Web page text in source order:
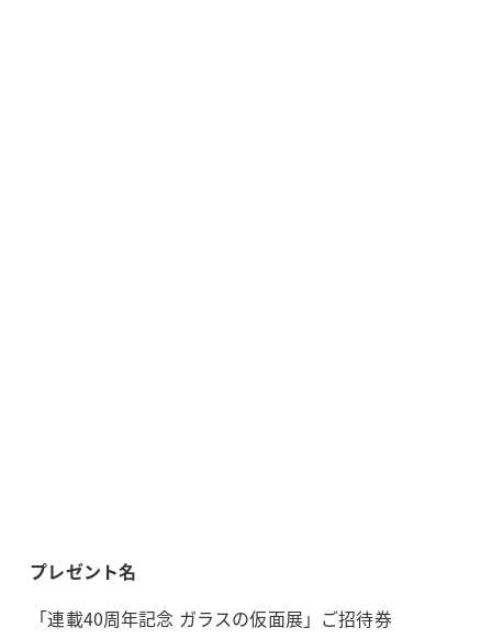
プレゼント名
「連載40周年記念 ガラスの仮面展」ご招待券